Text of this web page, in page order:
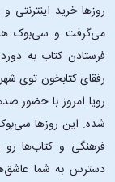
روزها خرید اینترنتی
می‌گرفت و سی‌بوک
فرستادن کتاب به
رفقای کتابخون توی
رویا امروز با حضور
شده. این ‌روزها سی‌بوک
فرهنگی و کتاب‌ها
دسترس به شما